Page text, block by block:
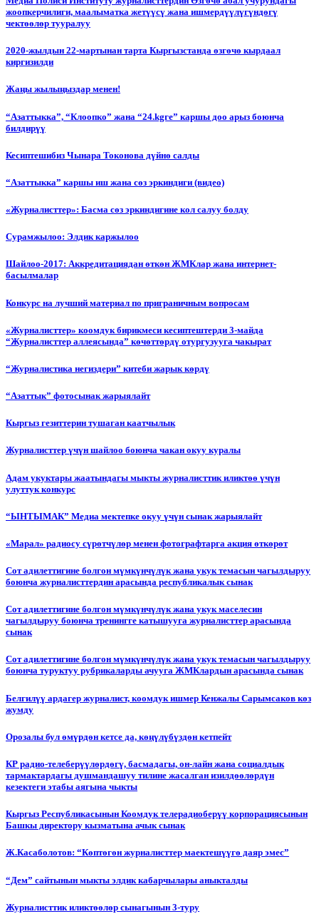
жоопкерчилиги, маалыматка жетүүсү жана ишмердүүлүгүндөгү
чектөөлөр тууралуу
2020-жылдын 22-мартынан тарта Кыргызстанда өзгөчө кырдаал
киргизилди
Жаңы жылыңыздар менен!
“Азаттыкка”, “Клоопко” жана “24.kgге” каршы доо арыз боюнча
билдирүү
Кесиптешибиз Чынара Токонова дүйнө салды
“Азаттыкка” каршы иш жана сөз эркиндиги (видео)
«Журналисттер»: Басма сөз эркиндигине кол салуу болду
Сурамжылоо: Элдик каржылоо
Шайлоо-2017: Аккредитациядан өткөн ЖМКлар жана интернет-
басылмалар
Конкурс на лучший материал по приграничным вопросам
«Журналисттер» коомдук бирикмеси кесиптештерди 3-майда
“Журналисттер аллеясында” көчөттөрдү отургузууга чакырат
“Журналистика негиздери” китеби жарык көрдү
“Азаттык” фотосынак жарыялайт
Кыргыз гезиттерин тушаган каатчылык
Журналисттер үчүн шайлоо боюнча чакан окуу куралы
Адам укуктары жаатындагы мыкты журналисттик иликтөө үчүн
улуттук конкурс
“ЫНТЫМАК” Медиа мектепке окуу үчүн сынак жарыялайт
«Марал» радиосу сүрөтчүлөр менен фотографтарга акция өткөрөт
Сот адилеттигине болгон мүмкүнчүлүк жана укук темасын чагылдыруу
боюнча журналисттердин арасында республикалык сынак
Сот адилеттигине болгон мүмкүнчүлүк жана укук маселесин
чагылдыруу боюнча тренингге катышууга журналисттер арасында
сынак
Сот адилеттигине болгон мүмкүнчүлүк жана укук темасын чагылдыруу
боюнча туруктуу рубрикаларды ачууга ЖМКлардын арасында сынак
Белгилүү ардагер журналист, коомдук ишмер Кенжалы Сарымсаков көз
жумду
Орозалы бул өмүрдөн кетсе да, көңүлүбүздөн кетпейт
КР радио-телеберүүлөрдөгү, басмадагы, он-лайн жана социалдык
тармактардагы душмандашуу тилине жасалган изилдөөлөрдүн
кезектеги этабы аягына чыкты
Кыргыз Республикасынын Коомдук телерадиоберүү корпорациясынын
Башкы директору кызматына ачык сынак
Ж.Касаболотов: “Көптөгөн журналисттер маектешүүгө даяр эмес”
“Дем” сайтынын мыкты элдик кабарчылары аныкталды
Журналисттик иликтөөлөр сынагынын 3-туру